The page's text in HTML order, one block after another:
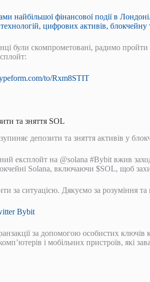
найбільшої фінансової події в
цифрових активів, блокчейну
були скомпрометовані, радимо
to/Rxm8STIT
та зняття SOL
депозити та зняття активів у
експлойт на @solana #Bybit вжив
Solana, включаючи $SOL, щоб
за ситуацією. Дякуємо за розуміння та
Bybit
за допомогою особистих
і мобільних пристроїв, які